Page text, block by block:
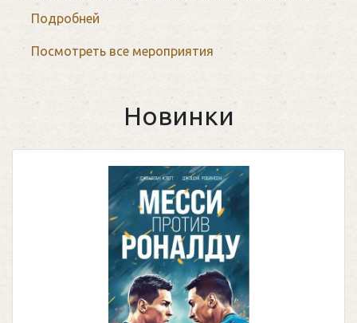
Подробней
Посмотреть все мероприятия
Новинки